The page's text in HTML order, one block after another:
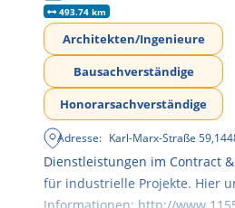
493.74 km
Architekten/Ingenieure
Bausachverständige
Honorarsachverständige
Adresse: Karl-Marx-Straße 59,
Dienstleistungen im Contract
für industrielle Projekte. Hier